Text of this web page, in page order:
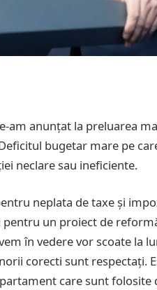
am anunțat la preluarea
bugetar mare pe
neclare sau ineficiente.
neplata de taxe și
un proiect de
în vedere vor scoate la
corecti sunt respectați.
care sunt